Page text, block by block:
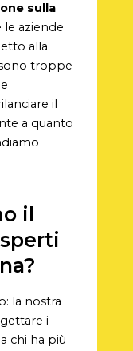
sulla
le aziende
alla
troppe
il
a quanto
il
la nostra
i
chi ha più